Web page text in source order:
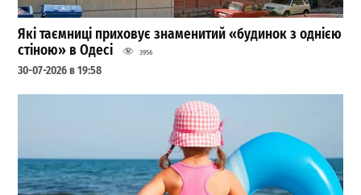
Які таємниці приховує знаменитий «будинок з однією
стіною» в Одесі
3956
30-07-2026 в 19:58